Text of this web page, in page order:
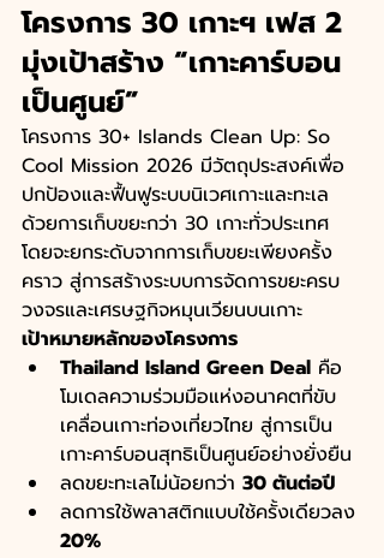
โครงการ 30 เกาะฯ เฟส 2
มุ่งเป้าสร้าง “เกาะคาร์บอน
เป็นศูนย์”
โครงการ 30+ Islands Clean Up: So
Cool Mission 2026 มีวัตถุประสงค์เพื่อ
ปกป้องและฟื้นฟูระบบนิเวศเกาะและทะเล
ด้วยการเก็บขยะกว่า 30 เกาะทั่วประเทศ
โดยจะยกระดับจากการเก็บขยะเพียงครั้ง
คราว สู่การสร้างระบบการจัดการขยะครบ
วงจรและเศรษฐกิจหมุนเวียนบนเกาะ
เป้าหมายหลักของโครงการ
Thailand Island Green Deal คือ
โมเดลความร่วมมือแห่งอนาคตที่ขับ
เคลื่อนเกาะท่องเที่ยวไทย สู่การเป็น
เกาะคาร์บอนสุทธิเป็นศูนย์อย่างยั่งยืน
ลดขยะทะเลไม่น้อยกว่า 30 ตันต่อปี
ลดการใช้พลาสติกแบบใช้ครั้งเดียวลง
20%